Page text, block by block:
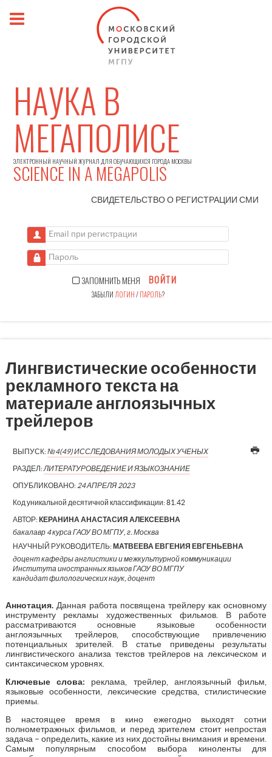
НАУКА В
МЕГАПОЛИСЕ
ЭЛЕКТРОННЫЙ НАУЧНЫЙ ЖУРНАЛ ДЛЯ ОБУЧАЮЩИХСЯ ГОРОДА МОСКВЫ
SCIENCE IN A MEGAPOLIS
СВИДЕТЕЛЬСТВО О РЕГИСТРАЦИИСМИ
Email при регистрации
Пароль
ЗАПОМНИТЬ МЕНЯ ВОЙТИ
ЗАБЫЛИ ЛОГИН/ПАРОЛЬ?
Лингвистические особенности
рекламного текста на
материале англоязычных
трейлеров
ВЫПУСК:№4(49) ИССЛЕДОВАНИЯ МОЛОДЫХ УЧЕНЫХ
РАЗДЕЛ:ЛИТЕРАТУРОВЕДЕНИЕ И ЯЗЫКОЗНАНИЕ
ОПУБЛИКОВАНО: 24 АПРЕЛЯ 2023
Код уникальной десятичной классификации:81.42
АВТОР:КЕРАНИНА АНАСТАСИЯ АЛЕКСЕЕВНА
бакалавр 4 курса ГАОУ ВО МГПУ, г. Москва
НАУЧНЫЙ РУКОВОДИТЕЛЬ:МАТВЕЕВА ЕВГЕНИЯ ЕВГЕНЬЕВНА
доцент кафедры англистики и межкультурной коммуникации
Института иностранных языков ГАОУ ВО МГПУ
кандидат филологических наук, доцент
Аннотация. Данная работа посвящена трейлеру как основному
инструменту рекламы художественных фильмов. В работе
рассматриваются основные языковые особенности
англоязычных трейлеров, способствующие привлечению
потенциальных зрителей. В статье приведены результаты
лингвистического анализа текстов трейлеров на лексическом и
синтаксическом уровнях.
Ключевые слова: реклама, трейлер, англоязычный фильм,
языковые особенности, лексические средства, стилистические
приемы.
В настоящее время в кино ежегодно выходят сотни
полнометражных фильмов, и перед зрителем стоит непростая
задача – определить, какие из них достойны внимания и времени.
Самым популярным способом выбора киноленты для